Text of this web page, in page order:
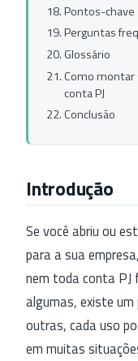
Pontos-chave
Perguntas
Glossário
Como montar
conta PJ
Conclusão
Introdução
Se você abriu ou
para a sua
nem toda conta PJ
algumas, existe
outras, cada uso
em muitas